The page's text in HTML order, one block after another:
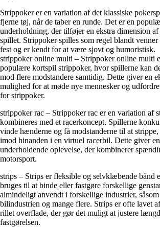
Strippoker er en variation af det klassiske
fjerne tøj, når de taber en runde. Det er en
underholdning, der tilføjer en ekstra dimension
spillet. Strippoker spilles som regel blandt venner
fest og er kendt for at være sjovt og humoristisk.
strippoker online multi – Strippoker online multi
populære kortspil strippoker, hvor spillerne kan
mod flere modstandere samtidig. Dette giver en
mulighed for at møde nye mennesker og
for strippoker.
strippoker rac – Strippoker rac er en variation af
kombineres med et racerkoncept. Spillerne
vinde hænderne og få modstanderne til at strippe,
imod hinanden i en virtuel racerbil. Dette giver
underholdende oplevelse, der kombinerer
motorsport.
strips – Strips er fleksible og selvklæbende bånd
bruges til at binde eller fastgøre forskellige
almindeligt anvendt i forskellige industrier,
bilindustrien og mange flere. Strips er ofte lavet
rillet overflade, der gør det muligt at justere
fastgørelsen.